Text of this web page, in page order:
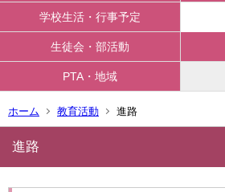
学校生活・行事予定
生徒会・部活動
PTA・地域
ホーム 教育活動 進路
進路